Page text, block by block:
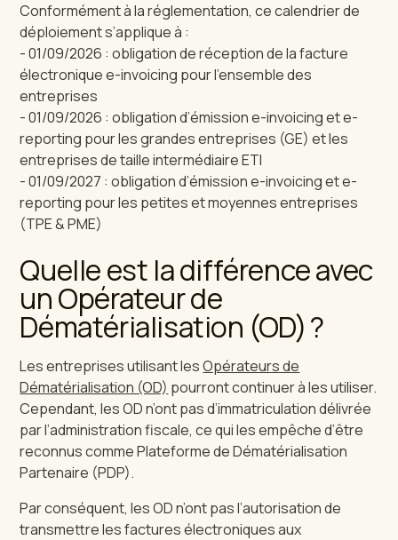
Conformément à la réglementation, ce calendrier de
déploiement s’applique à :
- 01/09/2026 : obligation de réception de la facture
électronique e-invoicing pour l’ensemble des
entreprises
- 01/09/2026 : obligation d’émission e-invoicing et e-
reporting pour les grandes entreprises (GE) et les
entreprises de taille intermédiaire ETI
- 01/09/2027 : obligation d’émission e-invoicing et e-
reporting pour les petites et moyennes entreprises
(TPE & PME)
Quelle est la différence avec
un Opérateur de
Dématérialisation (OD) ?
Les entreprises utilisant lesOpérateurs de
Dématérialisation (OD) pourront continuer à les utiliser.
Cependant, les OD n’ont pas d’immatriculation délivrée
par l’administration fiscale, ce qui les empêche d’être
reconnus comme Plateforme de Dématérialisation
Partenaire (PDP).
Par conséquent, les OD n’ont pas l’autorisation de
transmettre les factures électroniques aux